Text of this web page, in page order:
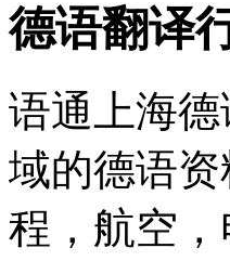
德语翻译
语通上海
域的德语
程，航空